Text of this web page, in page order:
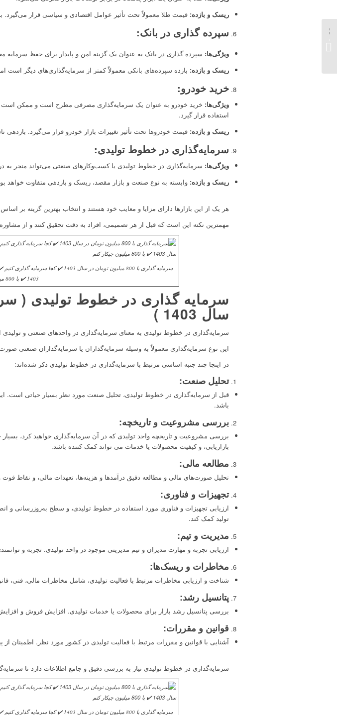
ریسک و بازده: قیمت طلا معمولاً تحت تأثیر عوامل اقتصادی و سیاسی قرار می‌گیرد.
سپرده گذاری در بانک:
ویژگی‌ها: سپرده گذاری در بانک به عنوان یک گزینه امن و پایدار برای حفظ
ریسک و بازده: بازده سپرده‌های بانکی معمولاً کمتر از سرمایه‌گذاری‌های دیگر است
خرید خودرو:
ویژگی‌ها: خرید خودرو به عنوان یک سرمایه‌گذاری مصرفی مطرح است و ممکن است
استفاده قرار گیرد.
ریسک و بازده: قیمت خودروها تحت تأثیر تغییرات بازار خودرو قرار می‌گیرد.
سرمایه‌گذاری در خطوط تولیدی:
ویژگی‌ها: سرمایه‌گذاری در خطوط تولیدی یا کسب‌وکارهای صنعتی می‌تواند منجر به
ریسک و بازده: وابسته به نوع صنعت و بازار مقصد، ریسک و بازدهی متفاوت خواهد
هر یک از این بازارها دارای مزایا و معایب خود هستند و انتخاب بهترین گزینه بر
مهمترین نکته این است که قبل از هر تصمیمی، افراد به دقت تحقیق کنند و از
1403 ✔️ با 800 میلیون چیکار کنم
سال 1403 )
سرمایه‌گذاری در خطوط تولیدی به معنای سرمایه‌گذاری در واحدهای صنعتی و
این نوع سرمایه‌گذاری معمولاً به وسیله سرمایه‌گذاران یا سرمایه‌گذاران صنعتی
در اینجا چند جنبه اساسی مرتبط با سرمایه‌گذاری در خطوط تولیدی ذکر شده‌اند:
تحلیل صنعت:
قبل از سرمایه‌گذاری در خطوط تولیدی، تحلیل صنعت مورد نظر بسیار حیاتی است.
باشد.
بررسی مشروعیت و تاریخچه:
بررسی مشروعیت و تاریخچه واحد تولیدی که در آن سرمایه‌گذاری خواهید کرد،
بازاریابی، و کیفیت محصولات یا خدمات می تواند کمک کننده باشد.
مطالعه مالی:
تحلیل صورت‌های مالی و مطالعه دقیق درآمدها و هزینه‌ها، تعهدات مالی، و نقاط
تجهیزات و فناوری:
ارزیابی تجهیزات و فناوری مورد استفاده در خطوط تولیدی، و سطح به‌روزرسانی و
تولید کمک کند.
مدیریت و تیم:
ارزیابی تجربه و مهارت مدیران و تیم مدیریتی موجود در واحد تولیدی. تجربه و
مخاطرات و ریسک‌ها:
شناخت و ارزیابی مخاطرات مرتبط با فعالیت تولیدی، شامل مخاطرات مالی، فنی،
پتانسیل رشد:
بررسی پتانسیل رشد بازار برای محصولات یا خدمات تولیدی. افزایش فروش و
قوانین و مقررات:
آشنایی با قوانین و مقررات مرتبط با فعالیت تولیدی در کشور مورد نظر. اطمینان
سرمایه‌گذاری در خطوط تولیدی نیاز به بررسی دقیق و جامع اطلاعات دارد تا
سرمایه گذاری با 900